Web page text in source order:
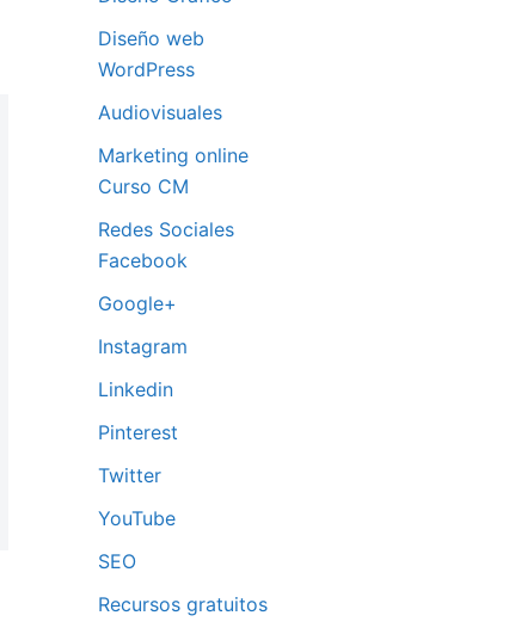
Diseño web
WordPress
Audiovisuales
Marketing online
Curso CM
Redes Sociales
Facebook
Google+
Instagram
Linkedin
Pinterest
Twitter
YouTube
SEO
Recursos gratuitos